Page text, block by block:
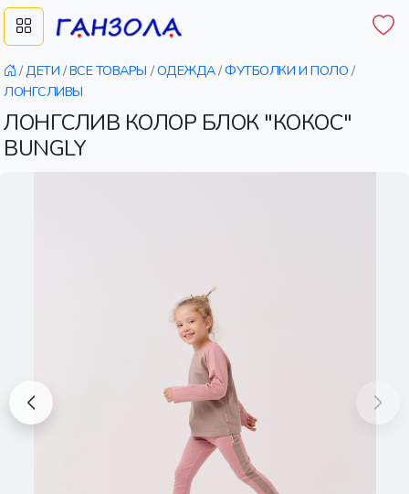
/ДЕТИ /ВСЕ ТОВАРЫ /ОДЕЖДА/ФУТБОЛКИ И ПОЛО /
ЛОНГСЛИВЫ
ЛОНГСЛИВ КОЛОР БЛОК "КОКОС"
BUNGLY